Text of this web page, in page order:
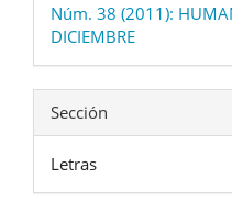
Núm. 38 (2011):
DICIEMBRE
Sección
Letras